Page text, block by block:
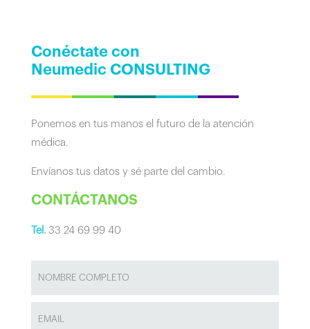
Conéctate con
Neumedic CONSULTING
Ponemos en tus manos el futuro de la atención
médica.
Envíanos tus datos y sé parte del cambio.
CONTÁCTANOS
Tel.33 24 69 99 40